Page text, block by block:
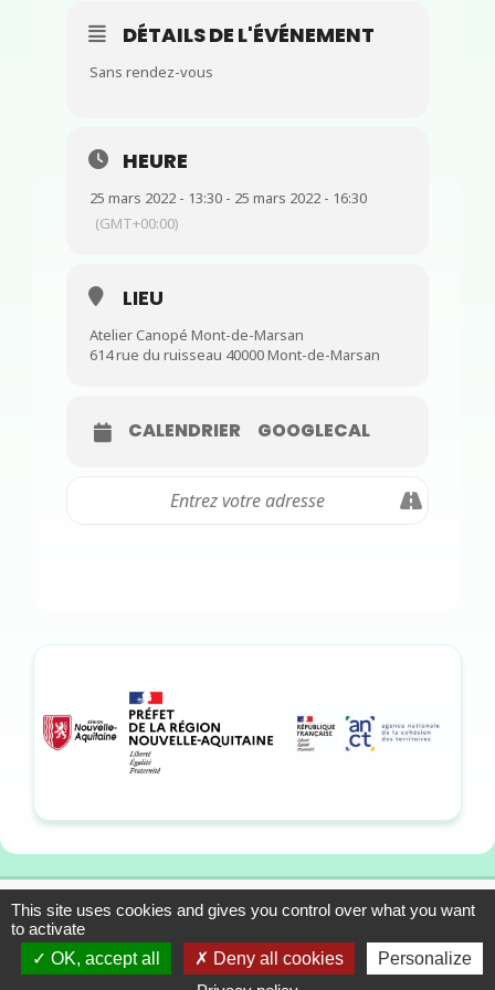
DÉTAILS DE L'ÉVÉNEMENT
Sans rendez-vous
HEURE
25 mars 2022 - 13:30 - 25 mars 2022 - 16:30
(GMT+00:00)
LIEU
Atelier Canopé Mont-de-Marsan
614 rue du ruisseau 40000 Mont-de-Marsan
CALENDRIER GOOGLECAL
13-15 allée du Colonel
Fabien, 33310 Lormont
Tél. : 05 57 01 56 90
Mentions légales
Plan du site
Contact
This site uses cookies and gives you control over what you want
to activate
OK, accept all
Deny all cookies
Personalize